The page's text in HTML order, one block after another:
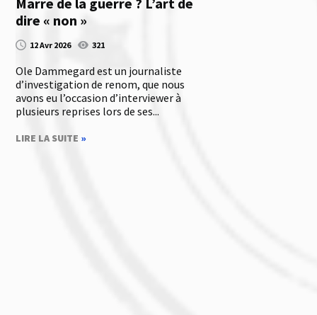
dire « non »
12 Avr 2026 321
Ole Dammegard est un journaliste
d’investigation de renom, que nous
avons eu l’occasion d’interviewer à
plusieurs reprises lors de ses...
LIRE LA SUITE »